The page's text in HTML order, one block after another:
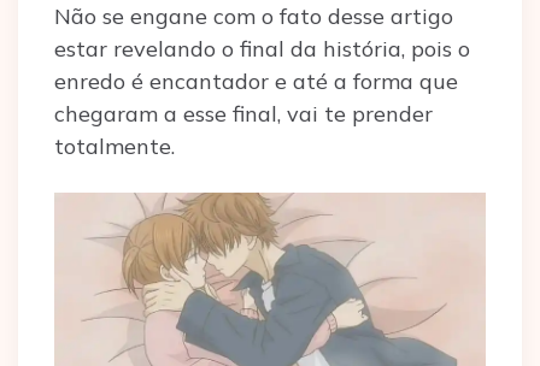
Não se engane com o fato desse artigo
estar revelando o final da história, pois o
enredo é encantador e até a forma que
chegaram a esse final, vai te prender
totalmente.